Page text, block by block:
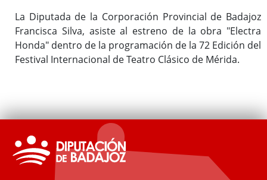
La Diputada de la Corporación Provincial de Badajoz
Francisca Silva, asiste al estreno de la obra "Electra
Honda" dentro de la programación de la 72 Edición del
Festival Internacional de Teatro Clásico de Mérida.